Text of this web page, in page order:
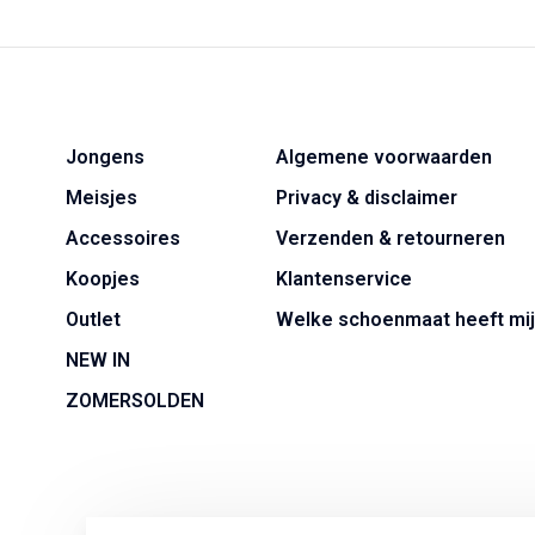
Jongens
Meisjes
Accessoires
Koopjes
Outlet
NEW IN
ZOMERSOLDEN
Algemene voorwaarden
Privacy & disclaimer
Verzenden & retourneren
Klantenservice
Welke schoenmaat heeft